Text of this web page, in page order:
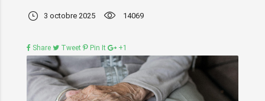
3 octobre 2025 14069
Share Tweet Pin It +1